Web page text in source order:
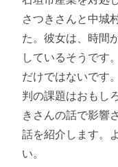
さつきさんと中城
た。彼女は、時間
しているそうです
だけではないです
判の課題はおもし
きさんの話で影響
話を紹介します。
い。